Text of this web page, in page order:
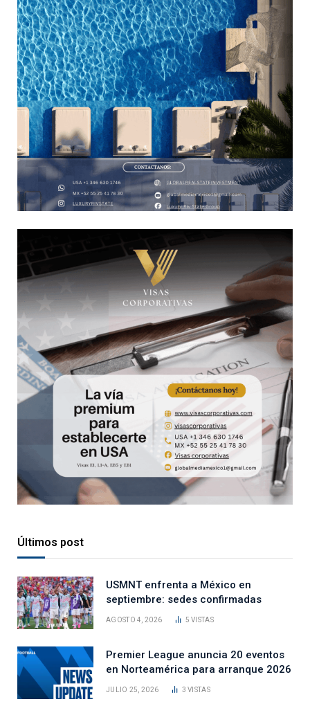
Últimos post
USMNT enfrenta a México en
septiembre: sedes confirmadas
AGOSTO 4, 2026 5VISTAS
Premier League anuncia 20 eventos
en Norteamérica para arranque 2026
JULIO 25, 2026 3VISTAS